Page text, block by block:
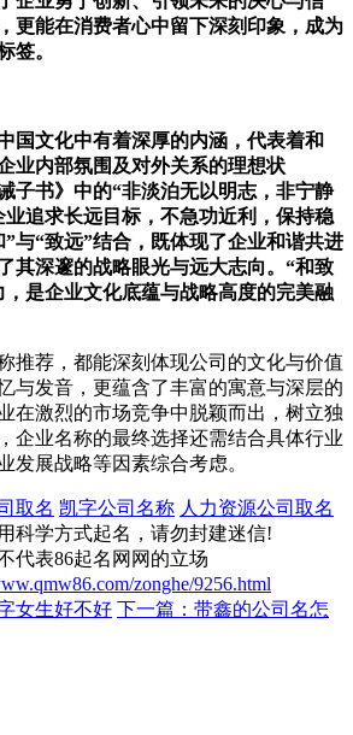
更能在消费者心中留下深刻印象，成为
签。
国文化中有着深厚的内涵，代表着和
业内部氛围及对外关系的理想状
子书》中的“非淡泊无以明志，非宁静
追求长远目标，不急功近利，保持稳
与“致远”结合，既体现了企业和谐共进
其深邃的战略眼光与远大志向。“和致
是企业文化底蕴与战略高度的完美融
推荐，都能深刻体现公司的文化与价值
与发音，更蕴含了丰富的寓意与深层的
在激烈的市场竞争中脱颖而出，树立独
企业名称的最终选择还需结合具体行业
发展战略等因素综合考虑。
取名 凯字公司名称 人力资源公司取名
科学方式起名，请勿封建迷信!
代表86起名网网的立场
zonghe/9256.html
女生好不好 下一篇：带鑫的公司名怎